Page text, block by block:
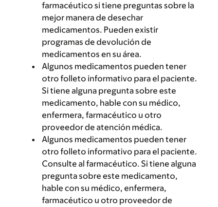
farmacéutico si tiene preguntas sobre la
mejor manera de desechar
medicamentos. Pueden existir
programas de devolución de
medicamentos en su área.
Algunos medicamentos pueden tener
otro folleto informativo para el paciente.
Si tiene alguna pregunta sobre este
medicamento, hable con su médico,
enfermera, farmacéutico u otro
proveedor de atención médica.
Algunos medicamentos pueden tener
otro folleto informativo para el paciente.
Consulte al farmacéutico. Si tiene alguna
pregunta sobre este medicamento,
hable con su médico, enfermera,
farmacéutico u otro proveedor de